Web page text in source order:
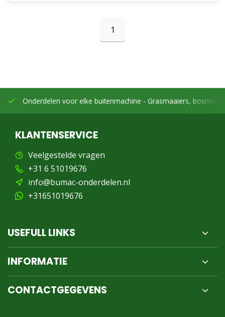
1
Onderdelen voor elke buitenmachine - Grasmaaiers,
KLANTENSERVICE
Veelgestelde vragen
+31 6 51019676
info@bumac-onderdelen.nl
+31651019676
USEFULL LINKS
INFORMATIE
CONTACTGEGEVENS